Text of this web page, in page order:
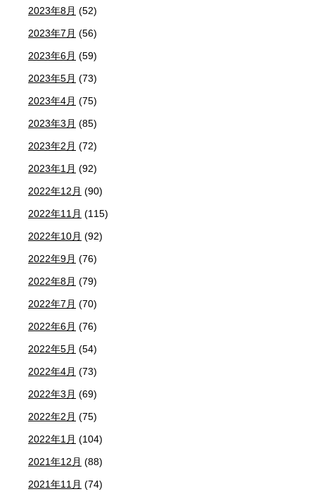
2023年8月 (52)
2023年7月 (56)
2023年6月 (59)
2023年5月 (73)
2023年4月 (75)
2023年3月 (85)
2023年2月 (72)
2023年1月 (92)
2022年12月 (90)
2022年11月 (115)
2022年10月 (92)
2022年9月 (76)
2022年8月 (79)
2022年7月 (70)
2022年6月 (76)
2022年5月 (54)
2022年4月 (73)
2022年3月 (69)
2022年2月 (75)
2022年1月 (104)
2021年12月 (88)
2021年11月 (74)